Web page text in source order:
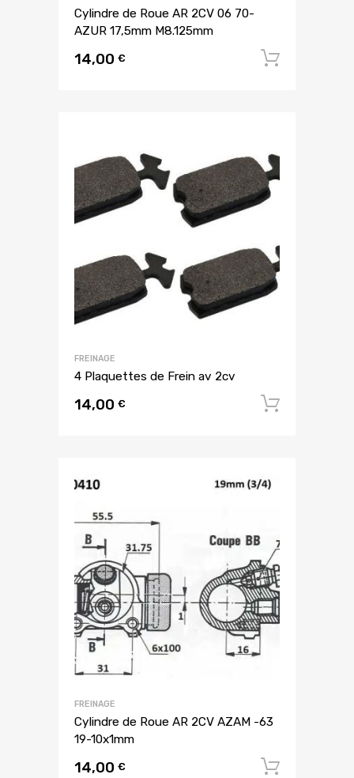
Cylindre de Roue AR 2CV 06 70-
AZUR 17,5mm M8.125mm
14,00 €
FREINAGE
4 Plaquettes de Frein av 2cv
14,00 €
FREINAGE
Cylindre de Roue AR 2CV AZAM -63
19-10x1mm
14,00 €